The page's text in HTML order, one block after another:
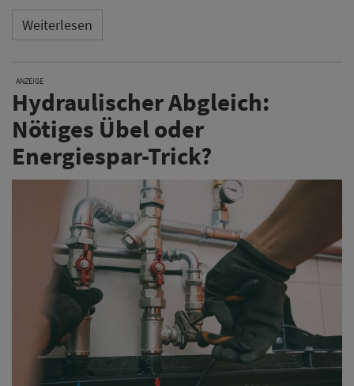
Weiterlesen
ANZEIGE
Hydraulischer Abgleich:
Nötiges Übel oder
Energiespar-Trick?